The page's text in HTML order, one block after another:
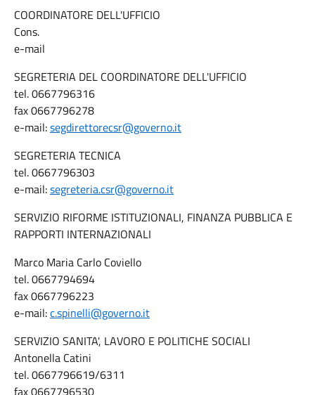
COORDINATORE DELL'UFFICIO
Cons.
e-mail
SEGRETERIA DEL COORDINATORE DELL'UFFICIO
tel. 0667796316
fax 0667796278
e-mail:segdirettorecsr@governo.it
SEGRETERIA TECNICA
tel. 0667796303
e-mail:segreteria.csr@governo.it
SERVIZIO RIFORME ISTITUZIONALI, FINANZA PUBBLICA E
RAPPORTI INTERNAZIONALI
Marco Maria Carlo Coviello
tel. 0667794694
fax 0667796223
e-mail:c.spinelli@governo.it
SERVIZIO SANITA', LAVORO E POLITICHE SOCIALI
Antonella Catini
tel. 0667796619/6311
fax 0667796530